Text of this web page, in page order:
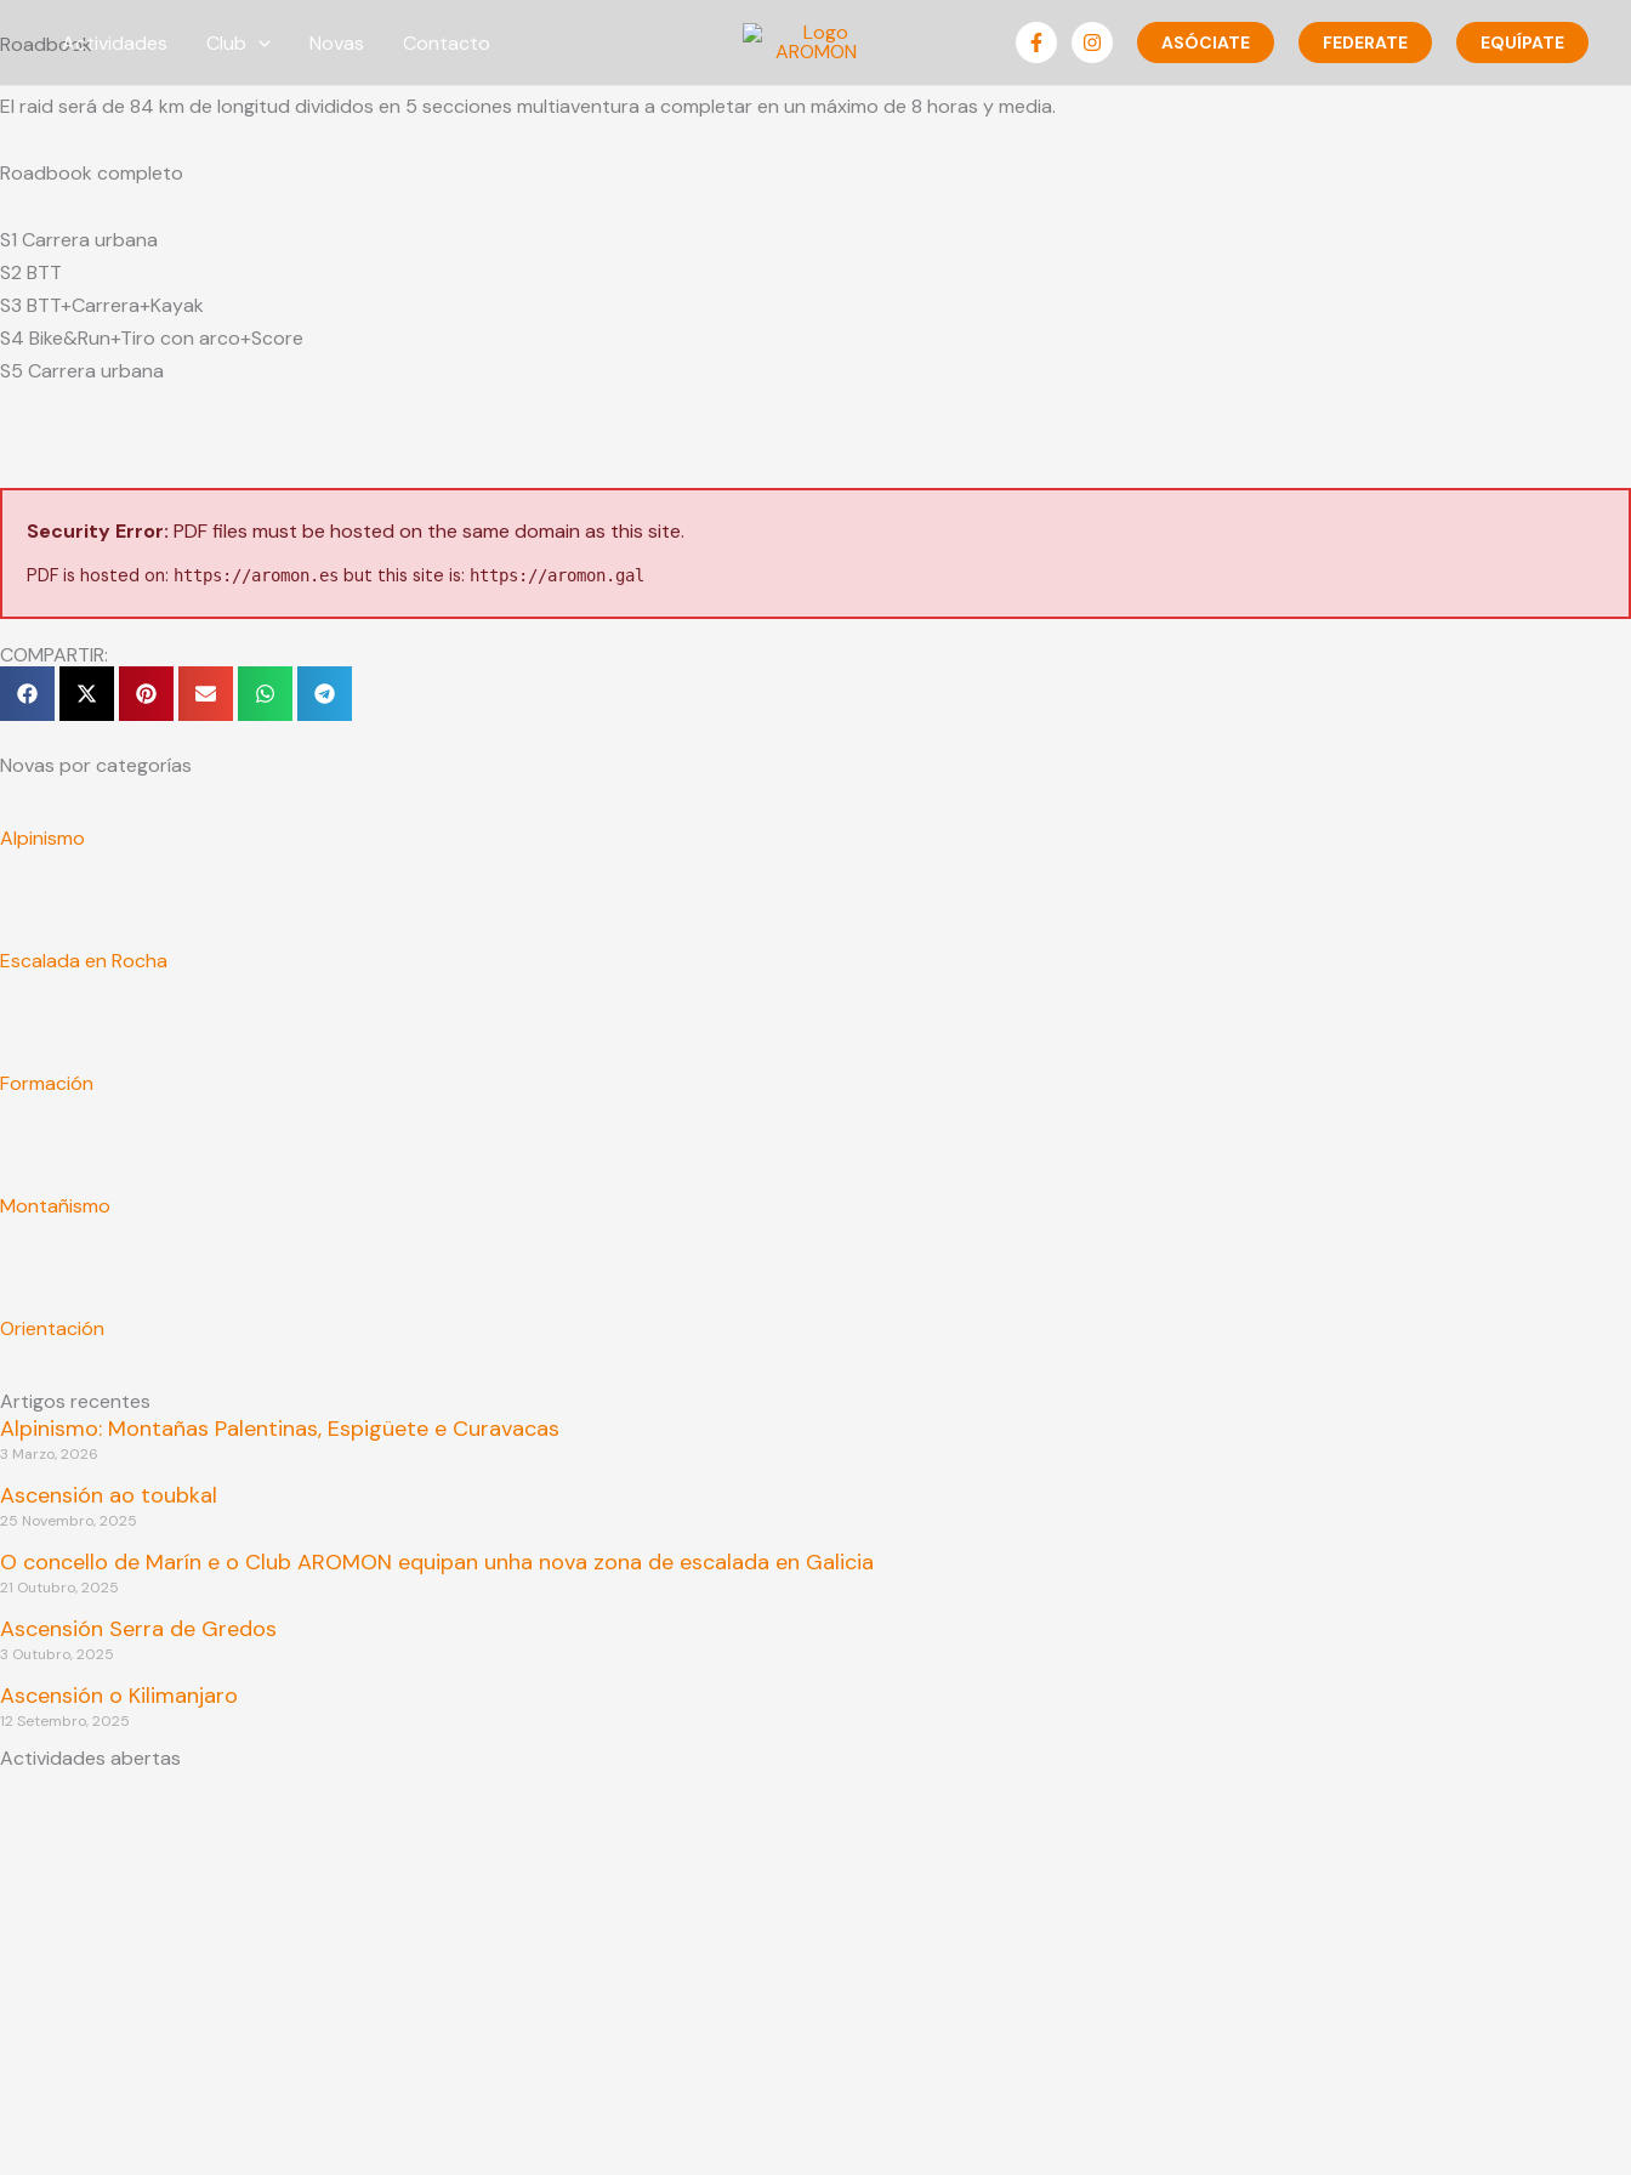
ao
contido
Actividades Club Novas Contacto ASÓCIATE FEDERATE EQUÍPATE
Roadbook
El raid será de 84 km de longitud divididos en 5 secciones multiaventura a completar en un máximo de 8 horas y media.
Roadbook completo
S1 Carrera urbana
S2 BTT
S3 BTT+Carrera+Kayak
S4 Bike&Run+Tiro con arco+Score
S5 Carrera urbana
Security Error: PDF files must be hosted on the same domain as this site.
PDF is hosted on: https://aromon.es but this site is: https://aromon.gal
COMPARTIR:
Novas por categorías
Alpinismo
Escalada en Rocha
Formación
Montañismo
Orientación
Artigos recentes
Alpinismo: Montañas Palentinas, Espigüete e Curavacas
3 Marzo, 2026
Ascensión ao toubkal
25 Novembro, 2025
O concello de Marín e o Club AROMON equipan unha nova zona de escalada en Galicia
21 Outubro, 2025
Ascensión Serra de Gredos
3 Outubro, 2025
Ascensión o Kilimanjaro
12 Setembro, 2025
Actividades abertas